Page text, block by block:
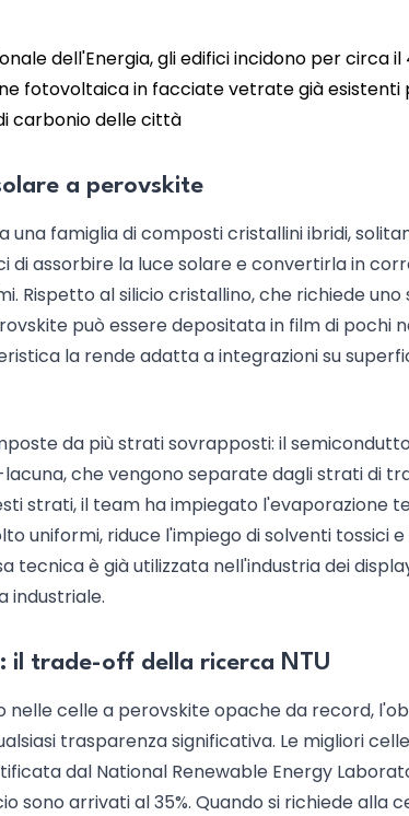
dell'Energia, gli edifici incidono per circa
fotovoltaica in facciate vetrate già
carbonio delle città
a perovskite
una famiglia di composti cristallini ibridi,
di assorbire la luce solare e convertirla in
Rispetto al silicio cristallino, che richiede
può essere depositata in film di pochi
la rende adatta a integrazioni su
da più strati sovrapposti: il
che vengono separate dagli strati di
strati, il team ha impiegato l'evaporazione
uniformi, riduce l'impiego di solventi tossici
tecnica è già utilizzata nell'industria dei
industriale.
il trade-off della ricerca NTU
nelle celle a perovskite opache da record,
trasparenza significativa. Le migliori
dal National Renewable Energy
sono arrivati al 35%. Quando si richiede alla